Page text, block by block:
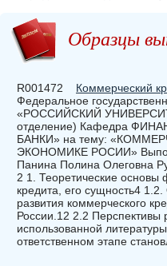
Образцы
R001472 Коммерческий
Федеральное
«РОССИЙСКИЙ
отделение) Кафедра
БАНКИ» на тему:
ЭКОНОМИКЕ РОСИИ»
Панина Полина Олеговна
2 1. Теоретические основы
кредита, его сущность4
развития коммерческого
России.12 2.2 Перспективы
использованной
ответственном этапе